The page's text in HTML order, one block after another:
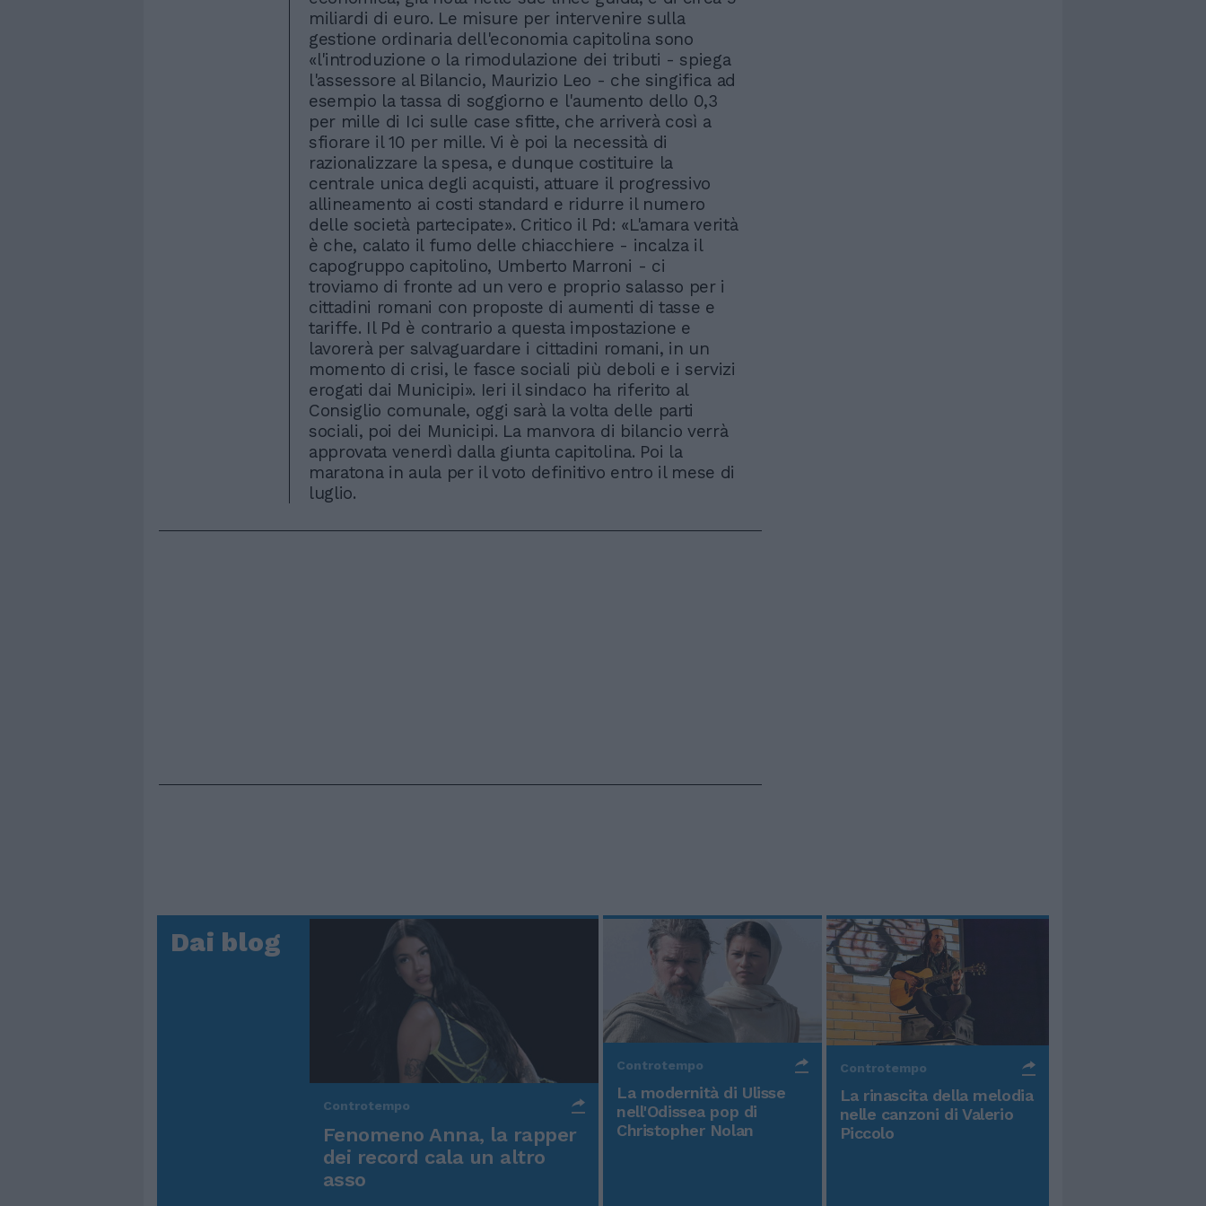
miliardi di euro. Le misure per intervenire sulla
gestione ordinaria dell'economia capitolina sono
«l'introduzione o la rimodulazione dei tributi - spiega
l'assessore al Bilancio, Maurizio Leo - che singifica ad
esempio la tassa di soggiorno e l'aumento dello 0,3
per mille di Ici sulle case sfitte, che arriverà così a
sfiorare il 10 per mille. Vi è poi la necessità di
razionalizzare la spesa, e dunque costituire la
centrale unica degli acquisti, attuare il progressivo
allineamento ai costi standard e ridurre il numero
delle società partecipate». Critico il Pd: «L'amara verità
è che, calato il fumo delle chiacchiere - incalza il
capogruppo capitolino, Umberto Marroni - ci
troviamo di fronte ad un vero e proprio salasso per i
cittadini romani con proposte di aumenti di tasse e
tariffe. Il Pd è contrario a questa impostazione e
lavorerà per salvaguardare i cittadini romani, in un
momento di crisi, le fasce sociali più deboli e i servizi
erogati dai Municipi». Ieri il sindaco ha riferito al
Consiglio comunale, oggi sarà la volta delle parti
sociali, poi dei Municipi. La manvora di bilancio verrà
approvata venerdì dalla giunta capitolina. Poi la
maratona in aula per il voto definitivo entro il mese di
luglio.
Dai blog
Controtempo
Fenomeno Anna, la rapper
dei record cala un altro
asso
Controtempo
La modernità di Ulisse
nell'Odissea pop di
Christopher Nolan
Controtempo
La rinascita della melodia
nelle canzoni di Valerio
Piccolo